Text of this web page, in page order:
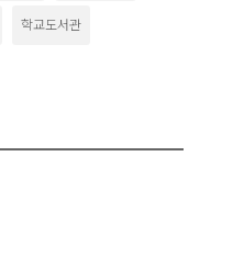
학교도서관